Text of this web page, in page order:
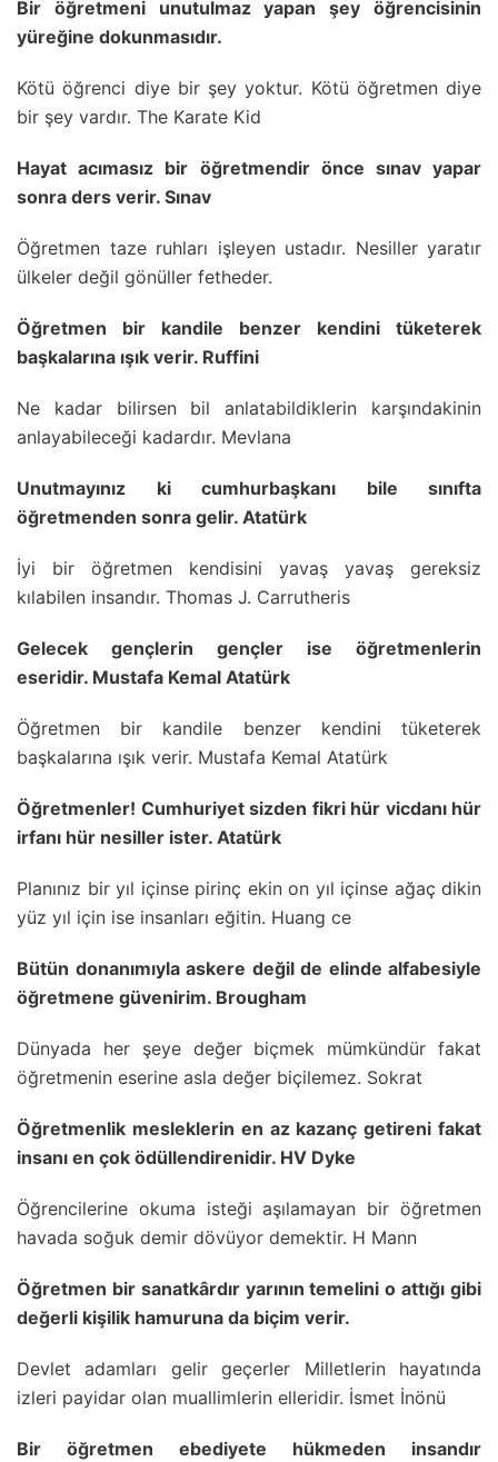
Bir öğretmeni unutulmaz yapan şey öğrencisinin
yüreğine dokunmasıdır.
Kötü öğrenci diye bir şey yoktur. Kötü öğretmen diye
bir şey vardır. The Karate Kid
Hayat acımasız bir öğretmendir önce sınav yapar
sonra ders verir. Sınav
Öğretmen taze ruhları işleyen ustadır. Nesiller yaratır
ülkeler değil gönüller fetheder.
Öğretmen bir kandile benzer kendini tüketerek
başkalarına ışık verir. Ruffini
Ne kadar bilirsen bil anlatabildiklerin karşındakinin
anlayabileceği kadardır. Mevlana
Unutmayınız ki cumhurbaşkanı bile sınıfta
öğretmenden sonra gelir. Atatürk
İyi bir öğretmen kendisini yavaş yavaş gereksiz
kılabilen insandır. Thomas J. Carrutheris
Gelecek gençlerin gençler ise öğretmenlerin
eseridir. Mustafa Kemal Atatürk
Öğretmen bir kandile benzer kendini tüketerek
başkalarına ışık verir. Mustafa Kemal Atatürk
Öğretmenler! Cumhuriyet sizden fikri hür vicdanı hür
irfanı hür nesiller ister. Atatürk
Planınız bir yıl içinse pirinç ekin on yıl içinse ağaç dikin
yüz yıl için ise insanları eğitin. Huang ce
Bütün donanımıyla askere değil de elinde alfabesiyle
öğretmene güvenirim. Brougham
Dünyada her şeye değer biçmek mümkündür fakat
öğretmenin eserine asla değer biçilemez. Sokrat
Öğretmenlik mesleklerin en az kazanç getireni fakat
insanı en çok ödüllendirenidir. HV Dyke
Öğrencilerine okuma isteği aşılamayan bir öğretmen
havada soğuk demir dövüyor demektir. H Mann
Öğretmen bir sanatkârdır yarının temelini o attığı gibi
değerli kişilik hamuruna da biçim verir.
Devlet adamları gelir geçerler Milletlerin hayatında
izleri payidar olan muallimlerin elleridir. İsmet İnönü
Bir öğretmen ebediyete hükmeden insandır